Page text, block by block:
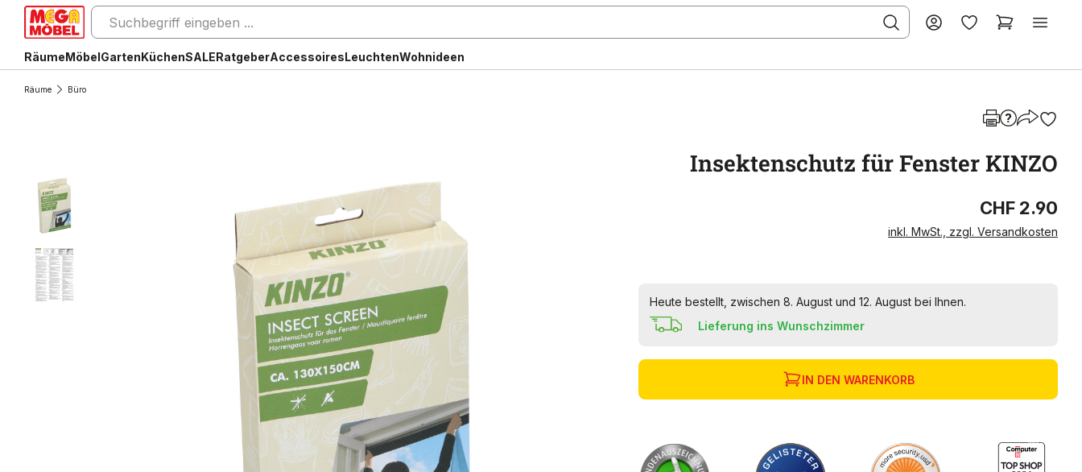
RäumeMöbelGartenKüchenSALERatgeberAccessoiresLeuchtenWohnideen
Räume Büro
Insektenschutz für Fenster KINZO
CHF 2.90
inkl. MwSt., zzgl. Versandkosten
Heute bestellt, zwischen 8. August und 12. August bei Ihnen.
Lieferung ins Wunschzimmer
IN DEN WARENKORB